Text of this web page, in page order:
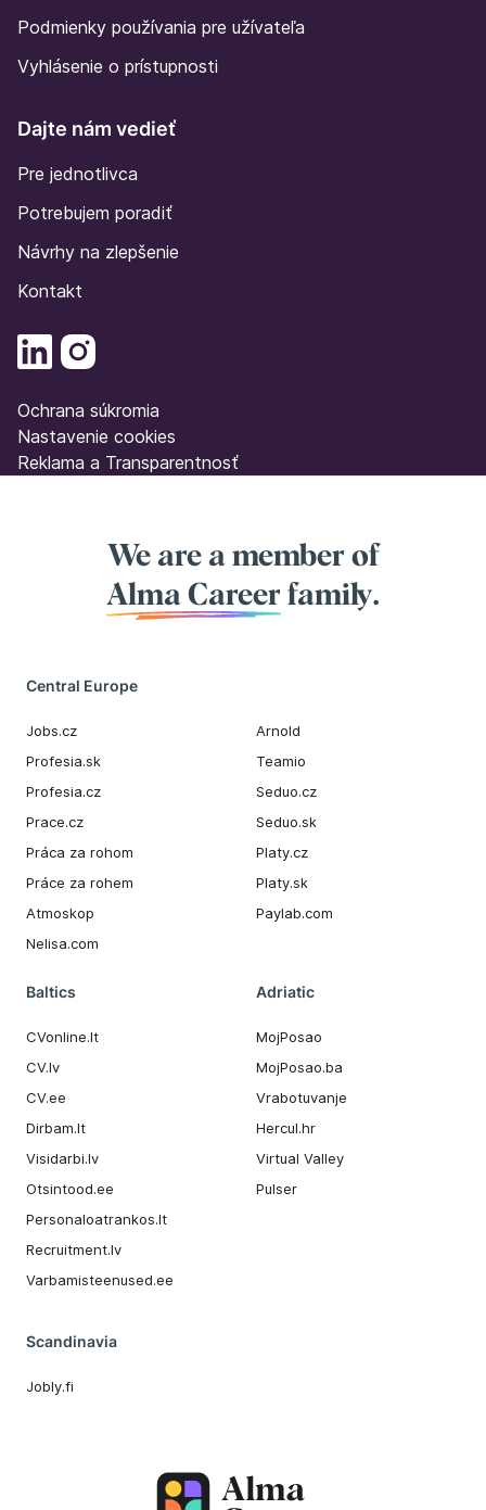
Podmienky používania pre užívateľa
Vyhlásenie o prístupnosti
Dajte nám vedieť
Pre jednotlivca
Potrebujem poradiť
Návrhy na zlepšenie
Kontakt
Ochrana súkromia
Nastavenie cookies
Reklama a Transparentnosť
We are a member of
Alma Career family.
Central Europe
Jobs.cz
Profesia.sk
Profesia.cz
Prace.cz
Práca za rohom
Práce za rohem
Atmoskop
Nelisa.com
Arnold
Teamio
Seduo.cz
Seduo.sk
Platy.cz
Platy.sk
Paylab.com
Baltics
CVonline.lt
CV.lv
CV.ee
Dirbam.It
Visidarbi.lv
Otsintood.ee
Personaloatrankos.lt
Recruitment.lv
Varbamisteenused.ee
Adriatic
MojPosao
MojPosao.ba
Vrabotuvanje
Hercul.hr
Virtual Valley
Pulser
Scandinavia
Jobly.fi